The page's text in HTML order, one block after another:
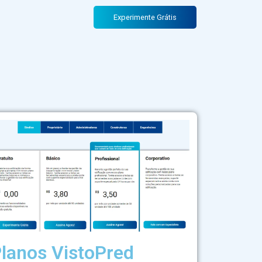
Experimente Grátis
– parte 2
VistoPred